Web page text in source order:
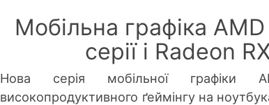
Мобільна графіка
серії і Radeon
Нова серія мобільної графіки
високопродуктивного ґеймінгу на